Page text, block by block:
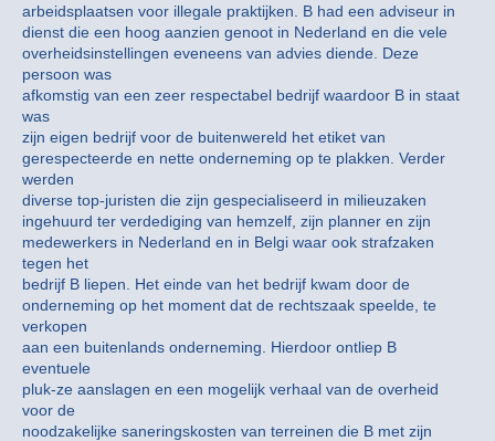
arbeidsplaatsen voor illegale praktijken. B had een adviseur in
dienst die een hoog aanzien genoot in Nederland en die vele
overheidsinstellingen eveneens van advies diende. Deze
persoon was
afkomstig van een zeer respectabel bedrijf waardoor B in staat
was
zijn eigen bedrijf voor de buitenwereld het etiket van
gerespecteerde en nette onderneming op te plakken. Verder
werden
diverse top-juristen die zijn gespecialiseerd in milieuzaken
ingehuurd ter verdediging van hemzelf, zijn planner en zijn
medewerkers in Nederland en in Belgi waar ook strafzaken
tegen het
bedrijf B liepen. Het einde van het bedrijf kwam door de
onderneming op het moment dat de rechtszaak speelde, te
verkopen
aan een buitenlands onderneming. Hierdoor ontliep B
eventuele
pluk-ze aanslagen en een mogelijk verhaal van de overheid
voor de
noodzakelijke saneringskosten van terreinen die B met zijn